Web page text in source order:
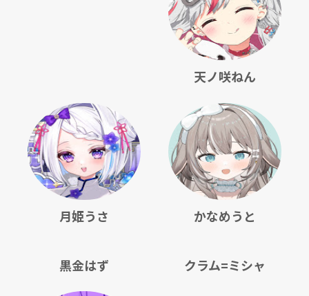
天ノ咲ねん
月姫うさ かなめうと
黒金はず クラム=ミシャ